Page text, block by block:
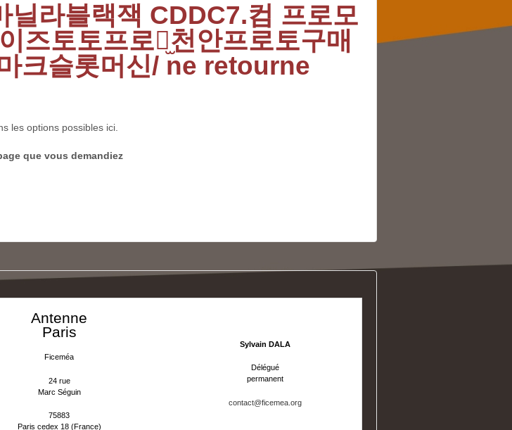
라블랙잭 CDDC7.컴 프로모
즈토토프로토̫천안프로토구매
크슬롯머신/ ne retourne
les options possibles ici.
que vous demandiez
Antenne
Paris
Ficeméa
24 rue
Marc Séguin
75883
Paris cedex 18 (France)
Sylvain DALA
Délégué
permanent
contact@ficemea.org